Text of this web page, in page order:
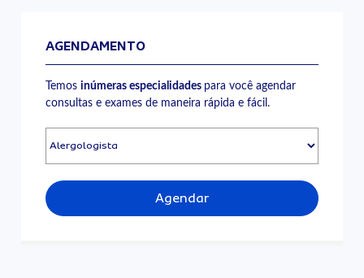
AGENDAMENTO
Temosinúmeras especialidades para você agendar
consultas e exames de maneira rápida e fácil.
Agendar